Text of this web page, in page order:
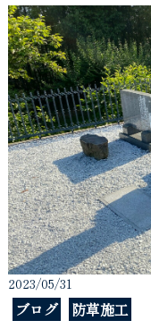
2023/05/31
ブログ 防草施工